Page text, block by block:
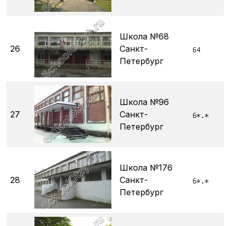
26
Школа №68
Санкт-
Петербург
27
Школа №96
Санкт-
Петербург
28
Школа №176
Санкт-
Петербург